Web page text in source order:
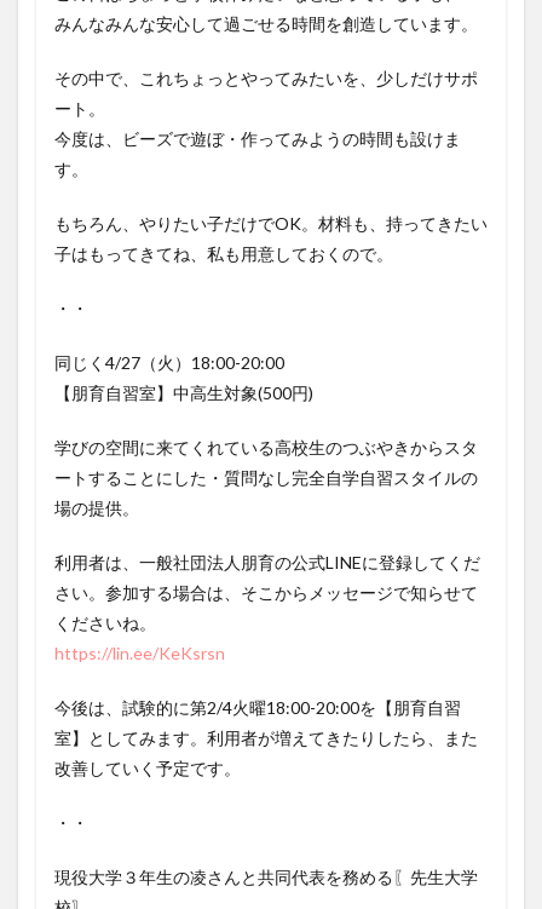
みんなみんな安心して過ごせる時間を創造しています。
その中で、これちょっとやってみたいを、少しだけサポ
ート。
今度は、ビーズで遊ぼ・作ってみようの時間も設けま
す。
もちろん、やりたい子だけでOK。材料も、持ってきたい
子はもってきてね、私も用意しておくので。
・・
同じく4/27（火）18:00-20:00
【朋育自習室】中高生対象(500円)
学びの空間に来てくれている高校生のつぶやきからスタ
ートすることにした・質問なし完全自学自習スタイルの
場の提供。
利用者は、一般社団法人朋育の公式LINEに登録してくだ
さい。参加する場合は、そこからメッセージで知らせて
くださいね。
https://lin.ee/KeKsrsn
今後は、試験的に第2/4火曜18:00-20:00を【朋育自習
室】としてみます。利用者が増えてきたりしたら、また
改善していく予定です。
・・
現役大学３年生の凌さんと共同代表を務める〖先生大学